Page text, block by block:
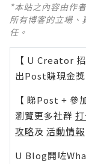
*本站之內容由作
所有博客的立場、
任。
【 U Creator 招
出Post賺現金
【 睇Post + 參
瀏覽更多社群
攻略及 活動情報
U Blog開咗